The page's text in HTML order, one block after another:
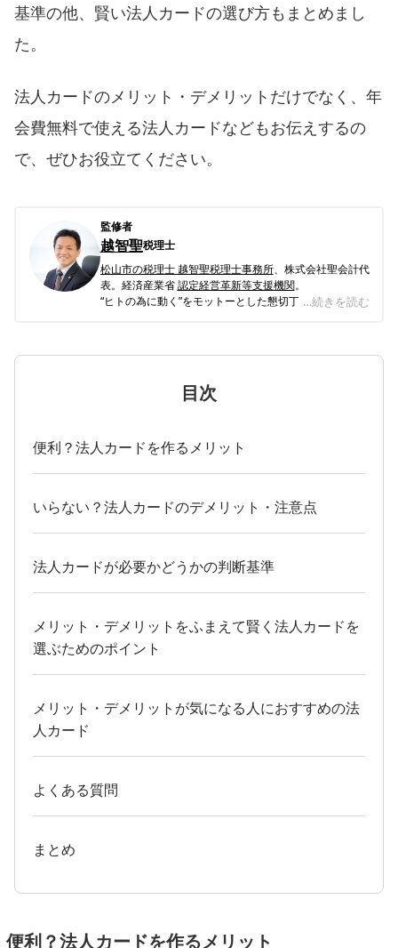
基準の他、賢い法人カードの選び方もまとめまし
た。
法人カードのメリット・デメリットだけでなく、年
会費無料で使える法人カードなどもお伝えするの
で、ぜひお役立てください。
監修者
越智聖税理士
…続きを読む
松山市の税理士 越智聖税理士事務所、株式会社聖会計代
表。経済産業省認定経営革新等支援機関。
“ヒトの為に動く”をモットーとした懇切丁寧な対応で、
お客様のお悩み事を解決する総合的なコンサルティン
グ、緻密な経営診断にもとづく経営コンサルティングな
目次
便利？法人カードを作るメリット
いらない？法人カードのデメリット・注意点
法人カードが必要かどうかの判断基準
メリット・デメリットをふまえて賢く法人カードを
選ぶためのポイント
メリット・デメリットが気になる人におすすめの法
人カード
よくある質問
まとめ
便利？法人カードを作るメリット